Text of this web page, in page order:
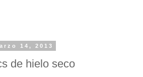
14, 2013
de hielo seco